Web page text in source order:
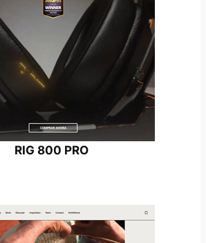
RIG 800 PRO